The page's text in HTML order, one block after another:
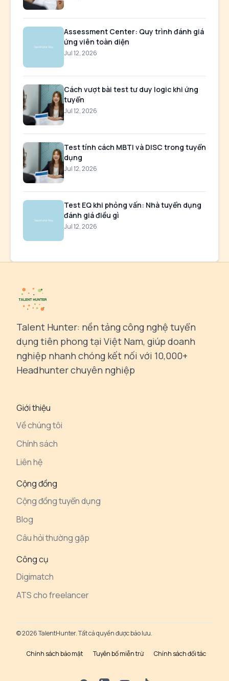
Assessment Center: Quy trình đánh giá
ứng viên toàn diện
Jul 12, 2026
Cách vượt bài test tư duy logic khi ứng
tuyển
Jul 12, 2026
Test tính cách MBTI và DISC trong tuyển
dụng
Jul 12, 2026
Test EQ khi phỏng vấn: Nhà tuyển dụng
đánh giá điều gì
Jul 12, 2026
Talent Hunter: nền tảng công nghệ tuyển
dụng tiên phong tại Việt Nam, giúp doanh
nghiệp nhanh chóng kết nối với 10,000+
Headhunter chuyên nghiệp
Giới thiệu
Về chúng tôi
Chính sách
Liên hệ
Cộng đồng
Cộng đồng tuyển dụng
Blog
Câu hỏi thường gặp
Công cụ
Digimatch
ATS cho freelancer
© 2026 TalentHunter. Tất cả quyền được bảo lưu.
Chính sách bảo mật Tuyên bố miễn trừ Chính sách đối tác